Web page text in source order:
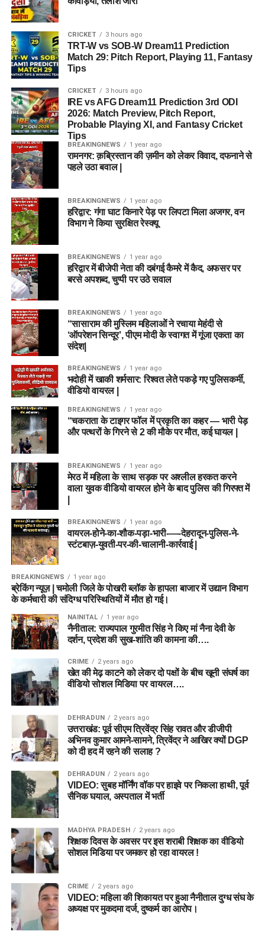
CRICKET 3 hours ago
TRT-W vs SOB-W Dream11 Prediction
Match 29: Pitch Report, Playing 11, Fantasy
Tips
CRICKET 3 hours ago
IRE vs AFG Dream11 Prediction 3rd ODI
2026: Match Preview, Pitch Report,
Probable Playing XI, and Fantasy Cricket
Tips
BREAKINGNEWS 1 year ago
रामनगर: क़ब्रिस्तान की ज़मीन को लेकर विवाद, दफनाने से
पहले उठा बवाल |
BREAKINGNEWS 1 year ago
हरिद्वार: गंगा घाट किनारे पेड़ पर लिपटा मिला अजगर, वन
विभाग ने किया सुरक्षित रेस्क्यू
BREAKINGNEWS 1 year ago
हरिद्वार में बीजेपी नेता की दबंगई कैमरे में कैद, अफसर पर
बरसे अपशब्द, चुप्पी पर उठे सवाल
BREAKINGNEWS 1 year ago
“सासाराम की मुस्लिम महिलाओं ने रचाया मेहंदी से
‘ऑपरेशन सिन्दूर’, पीएम मोदी के स्वागत में गूंजा एकता का
संदेश|
BREAKINGNEWS 1 year ago
भदोही में खाकी शर्मसार: रिश्वत लेते पकड़े गए पुलिसकर्मी,
वीडियो वायरल |
BREAKINGNEWS 1 year ago
“चकराता के टाइगर फॉल में प्रकृति का कहर — भारी पेड़
और पत्थरों के गिरने से 2 की मौके पर मौत, कई घायल |
BREAKINGNEWS 1 year ago
मेरठ में महिला के साथ सड़क पर अश्लील हरकत करने
वाला युवक वीडियो वायरल होने के बाद पुलिस की गिरफ्त में
BREAKINGNEWS 1 year ago
वायरल-होने-का-शौक-पड़ा-भारी-—-देहरादून-पुलिस-ने-
स्टंटबाज़-युवती-पर-की-चालानी-कार्रवाई |
BREAKINGNEWS 1 year ago
ब्रेकिंग न्यूज़ | चमोली जिले के पोखरी ब्लॉक के हापला बाजार में उद्यान विभाग
के कर्मचारी की संदिग्ध परिस्थितियों में मौत हो गई।
NAINITAL 1 year ago
नैनीताल: राज्यपाल गुरमीत सिंह ने किए मां नैना देवी के
दर्शन, प्रदेश की सुख-शांति की कामना की….
CRIME 2 years ago
खेत की मेढ़ काटने को लेकर दो पक्षों के बीच खूनी संघर्ष का
वीडियो सोशल मिडिया पर वायरल….
DEHRADUN 2 years ago
उत्तराखंड: पूर्व सीएम त्रिवेंद्र सिंह रावत और डीजीपी
अभिनव कुमार आमने-सामने, त्रिवेंद्र ने आखिर क्यों DGP
को दी हद में रहने की सलाह ?
DEHRADUN 2 years ago
VIDEO: सुबह मॉर्निंग वॉक पर हाइवे पर निकला हाथी, पूर्व
सैनिक घयाल, अस्पताल में भर्ती
MADHYA PRADESH 2 years ago
शिक्षक दिवस के अवसर पर इस शराबी शिक्षक का वीडियो
सोशल मिडिया पर जमकर हो रहा वायरल !
CRIME 2 years ago
VIDEO: महिला की शिकायत पर हुआ नैनीताल दुग्ध संघ के
अध्यक्ष पर मुकदमा दर्ज, दुष्कर्म का आरोप।